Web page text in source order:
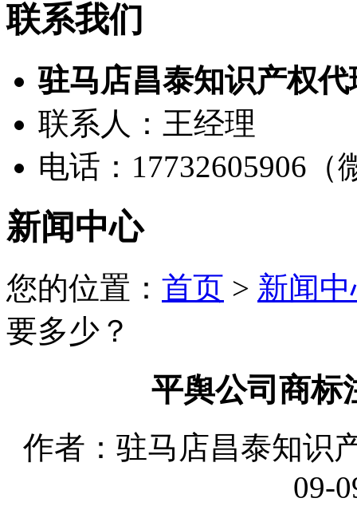
联系我们
驻马店昌泰知识产权
联系人：王经理
电话：17732605906（
新闻中心
您的位置： 首页 > 新闻
要多少？
平舆公司商标
作者：驻马店昌泰知识
09-